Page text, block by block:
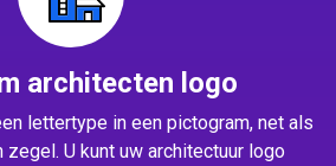
architecten logo
lettertype in een pictogram, net als
U kunt uw architectuur logo